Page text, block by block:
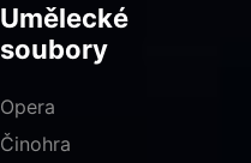
Umělecké
soubory
Opera
Činohra